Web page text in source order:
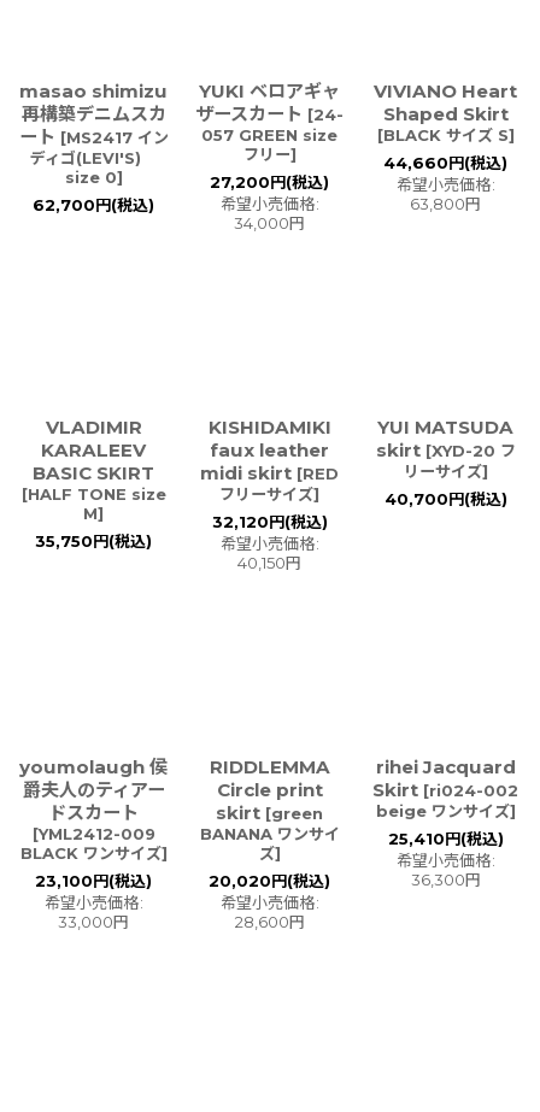
masao shimizu
再構築デニムスカ
ート [MS2417 イン
ディゴ(LEVI'S)
size 0]
62,700円(税込)
YUKI ベロアギャ
ザースカート [24-
057 GREEN size
フリー]
27,200円(税込)
希望小売価格:
34,000円
VIVIANO Heart
Shaped Skirt
[BLACK サイズ S]
44,660円(税込)
希望小売価格:
63,800円
VLADIMIR
KARALEEV
BASIC SKIRT
[HALF TONE size
M]
35,750円(税込)
KISHIDAMIKI
faux leather
midi skirt [RED
フリーサイズ]
32,120円(税込)
希望小売価格:
40,150円
YUI MATSUDA
skirt [XYD-20 フ
リーサイズ]
40,700円(税込)
youmolaugh 侯
爵夫人のティアー
ドスカート
[YML2412-009
BLACK ワンサイズ]
23,100円(税込)
希望小売価格:
33,000円
RIDDLEMMA
Circle print
skirt [green
BANANA ワンサイ
ズ]
20,020円(税込)
希望小売価格:
28,600円
rihei Jacquard
Skirt [ri024-002
beige ワンサイズ]
25,410円(税込)
希望小売価格:
36,300円